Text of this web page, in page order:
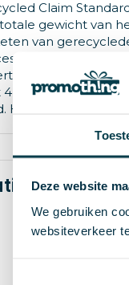
Deze website
We gebruiken
websiteverkeer
Claim
gewicht van
van
en kan eindeloos
uur en kan
Het artikel en de